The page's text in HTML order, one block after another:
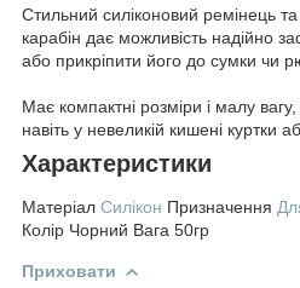
Стильний силіконовий ремінець
карабін дає можливість надійно
або прикріпити його до сумки чи
Має компактні розміри і малу
навіть у невеликій кишені куртки
Характеристики
Матеріал Силікон Призначення
Колір Чорний Вага 50гр
Приховати